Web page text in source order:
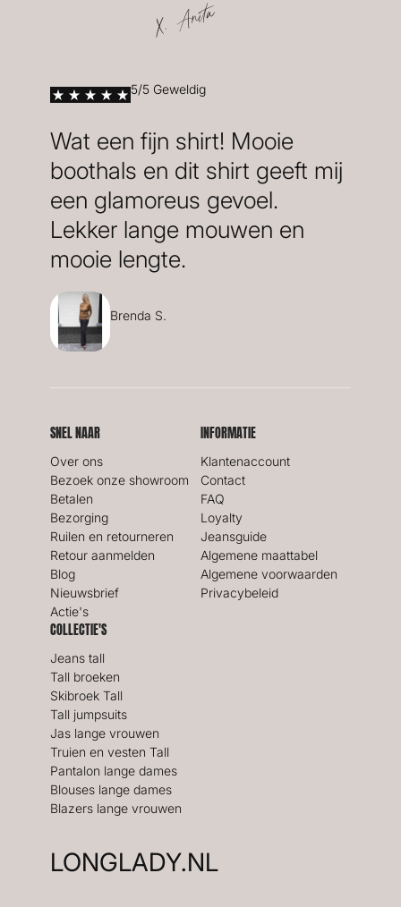
X. Anita
5/5 Geweldig
Wat een fijn shirt! Mooie
boothals en dit shirt geeft mij
een glamoreus gevoel.
Lekker lange mouwen en
mooie lengte.
Brenda S.
SNEL NAAR
Over ons
Bezoek onze showroom
Betalen
Bezorging
Ruilen en retourneren
Retour aanmelden
Blog
Nieuwsbrief
Actie's
INFORMATIE
Klantenaccount
Contact
FAQ
Loyalty
Jeansguide
Algemene maattabel
Algemene voorwaarden
Privacybeleid
COLLECTIE'S
Jeans tall
Tall broeken
Skibroek Tall
Tall jumpsuits
Jas lange vrouwen
Truien en vesten Tall
Pantalon lange dames
Blouses lange dames
Blazers lange vrouwen
LONGLADY.NL